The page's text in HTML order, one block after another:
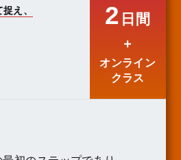
え、
2 日間
+
オンライン
クラス